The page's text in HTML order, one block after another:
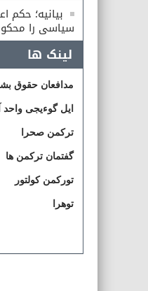
بیانیه؛ حکم
سیاسی را
لینک ها
مدافعان حقوق
ایل گوءیجی واحد
ترکمن صحرا
گفتمان ترکمن ها
تورکمن کولتور
توهرا